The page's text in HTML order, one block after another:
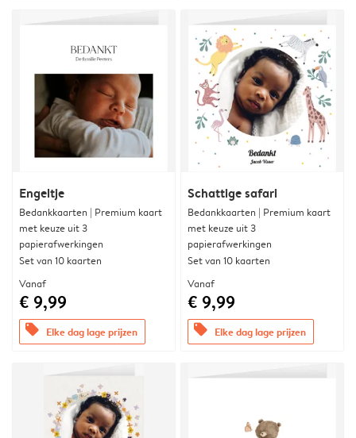
Engeltje
Bedankkaarten | Premium kaart
met keuze uit 3
papierafwerkingen
Set van 10 kaarten
Vanaf
€ 9,99
offers Elke dag lage prijzen
Schattige safari
Bedankkaarten | Premium kaart
met keuze uit 3
papierafwerkingen
Set van 10 kaarten
Vanaf
€ 9,99
offers Elke dag lage prijzen